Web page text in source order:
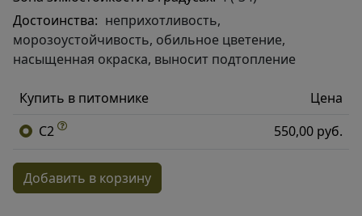
Достоинства: неприхотливость,
морозоустойчивость, обильное цветение,
насыщенная окраска, выносит подтопление
Купить в питомнике
Цена
C2
550,00 руб.
Добавить в корзину